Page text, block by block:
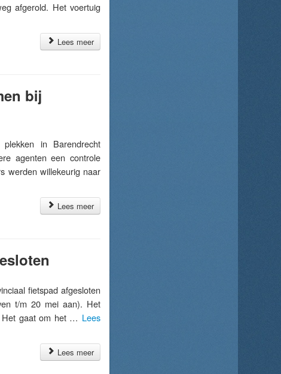
afgerold. Het voertuig
Lees meer
bij
in Barendrecht
agenten een controle
werden willekeurig naar
Lees meer
fietspad afgesloten
t/m 20 mei aan). Het
Het gaat om het … Lees
Lees meer